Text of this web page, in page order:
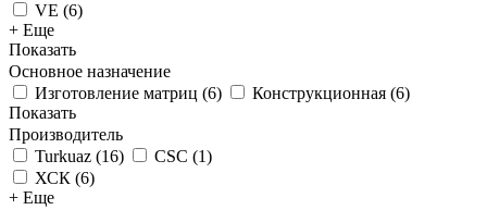
VE (6)
+ Еще
Показать
Основное назначение
Изготовление матриц (6) Конструкционная (6)
Показать
Производитель
Turkuaz (16) CSC (1)
ХСК (6)
+ Еще